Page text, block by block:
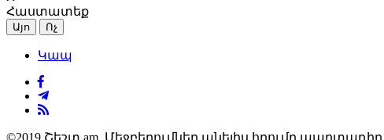
Հաստատեք
Այո Ոչ
Կապ
©2019 Շեշտ.am. Մեջբերումներ անելիս հղումը պարտադիր